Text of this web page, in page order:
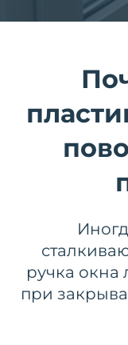
ручка окна
при